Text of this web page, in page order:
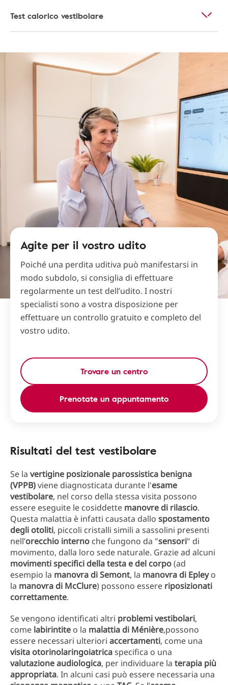
Test calorico vestibolare
Agite per il vostro udito
Poiché una perdita uditiva può manifestarsi in
modo subdolo, si consiglia di effettuare
regolarmente un test dell’udito. I nostri
specialisti sono a vostra disposizione per
effettuare un controllo gratuito e completo del
vostro udito.
Trovare un centro
Prenotate un appuntamento
Risultati del test vestibolare
Se la vertigine posizionale parossistica benigna
(VPPB)viene diagnosticata durante l'esame
vestibolare, nel corso della stessa visita possono
essere eseguite le cosiddette manovre di rilascio.
Questa malattia è infatti causata dallo spostamento
degli otoliti, piccoli cristalli simili a sassolini presenti
nell’orecchio interno che fungono da "sensori" di
movimento, dalla loro sede naturale. Grazie ad alcuni
movimenti specifici della testa e del corpo(ad
esempio la manovra di Semont, la manovra di Epleyo
la manovra di McClure) possono essere riposizionati
correttamente.
Se vengono identificati altri problemi vestibolari,
come labirintite o la malattia di Ménière,possono
essere necessari ulteriori accertamenti, come una
visita otorinolaringoiatricaspecifica o una
valutazione audiologica, per individuare la terapia più
appropriata. In alcuni casi può essere necessaria una